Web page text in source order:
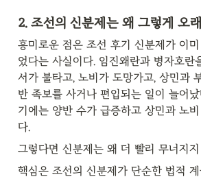
2. 조선의 신분제는 왜 그렇게 오
흥미로운 점은 조선 후기 신분제가 이
었다는 사실이다. 임진왜란과 병자호란
서가 불타고, 노비가 도망가고, 상민과
반 족보를 사거나 편입되는 일이 늘어
기에는 양반 수가 급증하고 상민과 노
다.
그렇다면 신분제는 왜 더 빨리 무너지
핵심은 조선의 신분제가 단순한 법적